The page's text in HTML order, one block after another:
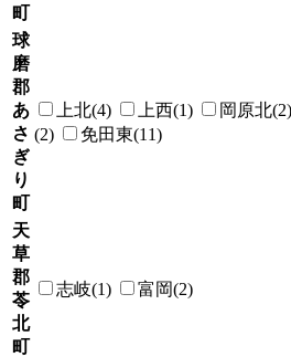
町
球
磨
郡
あ
さ
ぎ
り
町
上北(4) 上西(1) 岡原北(2)
(2)
免田東(11)
天
草
郡
苓
北
町
志岐(1) 富岡(2)